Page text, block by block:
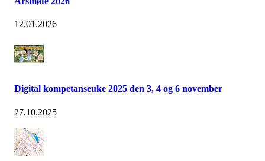
12.01.2026
Digital kompetanseuke 2025 den 3, 4 og 6 november
27.10.2025